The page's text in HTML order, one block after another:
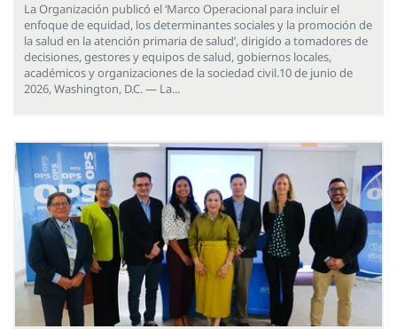
La Organización publicó el ‘Marco Operacional para incluir el
enfoque de equidad, los determinantes sociales y la promoción de
la salud en la atención primaria de salud’, dirigido a tomadores de
decisiones, gestores y equipos de salud, gobiernos locales,
académicos y organizaciones de la sociedad civil.10 de junio de
2026, Washington, D.C. — La...